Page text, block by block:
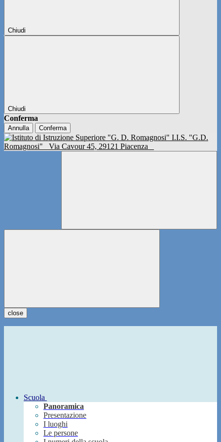
Chiudi
Chiudi
Conferma
Annulla Conferma
I.I.S. "G.D.
Romagnosi"
Via Cavour 45, 29121 Piacenza
close
Scuola
Panoramica
Presentazione
I luoghi
Le persone